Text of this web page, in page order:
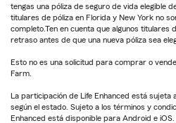
tengas una póliza de seguro de vida elegible
titulares de póliza en Florida y New York no
completo.Ten en cuenta que algunos titulares
retraso antes de que una nueva póliza sea
Esto no es una solicitud para comprar o
Farm.
La participación de Life Enhanced está sujeta
según el estado. Sujeto a los términos y
Enhanced está disponible para Android e